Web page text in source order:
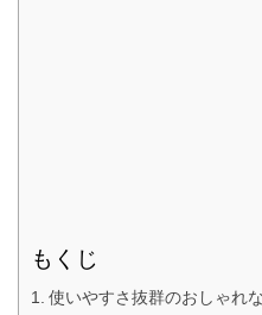
もくじ
使いやすさ抜群のおしゃれ